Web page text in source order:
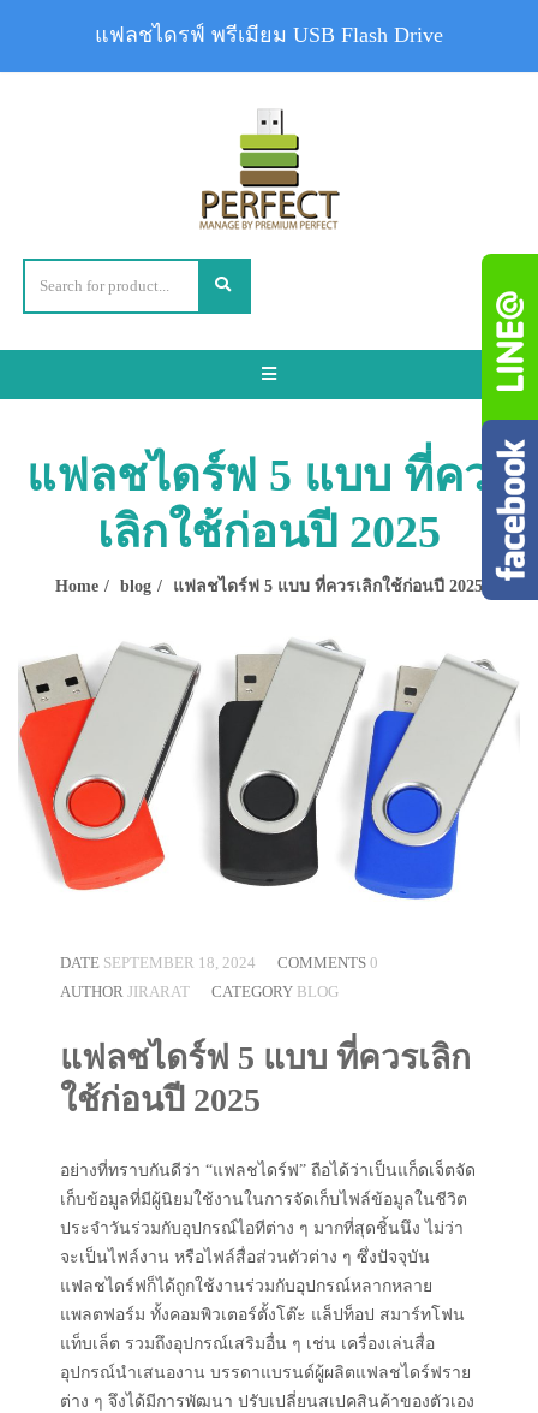
Toggle
แฟลชไดร์ฟ 5 แบบ ที่ควร
เลิกใช้ก่อนปี 2025
Home blog แฟลชไดร์ฟ 5 แบบ ที่ควรเลิกใช้ก่อนปี 2025
DATE SEPTEMBER 18, 2024 COMMENTS 0
AUTHOR JIRARAT CATEGORY BLOG
แฟลชไดร์ฟ 5 แบบ ที่ควรเลิก
ใช้ก่อนปี 2025
อย่างที่ทราบกันดีว่า “แฟลชไดร์ฟ” ถือได้ว่าเป็นแก็ดเจ็ตจัด
เก็บข้อมูลที่มีผู้นิยมใช้งานในการจัดเก็บไฟล์ข้อมูลในชีวิต
ประจำวันร่วมกับอุปกรณ์ไอทีต่าง ๆ มากที่สุดชิ้นนึง ไม่ว่า
จะเป็นไฟล์งาน หรือไฟล์สื่อส่วนตัวต่าง ๆ ซึ่งปัจจุบัน
แฟลชไดร์ฟก็ได้ถูกใช้งานร่วมกับอุปกรณ์หลากหลาย
แพลตฟอร์ม ทั้งคอมพิวเตอร์ตั้งโต๊ะ แล็ปท็อป สมาร์ทโฟน
แท็บเล็ต รวมถึงอุปกรณ์เสริมอื่น ๆ เช่น เครื่องเล่นสื่อ
อุปกรณ์นำเสนองาน บรรดาแบรนด์ผู้ผลิตแฟลชไดร์ฟราย
ต่าง ๆ จึงได้มีการพัฒนา ปรับเปลี่ยนสเปคสินค้าของตัวเอง
แฟลชไดรฟ์ พรีเมียม USB Flash Drive